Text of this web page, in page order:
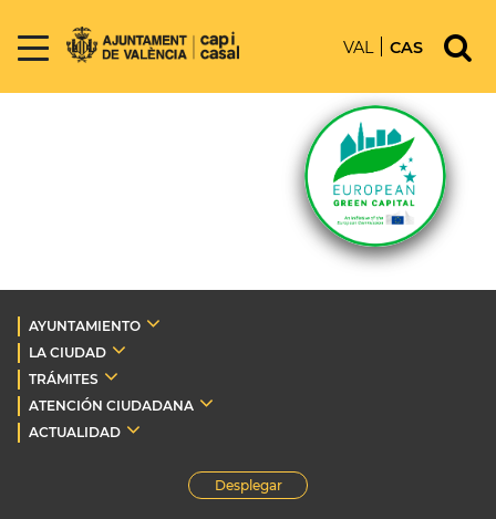
VAL CAS
AYUNTAMIENTO
LA CIUDAD
TRÁMITES
ATENCIÓN CIUDADANA
ACTUALIDAD
Desplegar